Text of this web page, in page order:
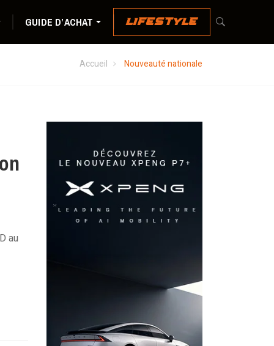
GUIDE D’ACHAT LIFESTYLE
Accueil Nouveauté nationale
au